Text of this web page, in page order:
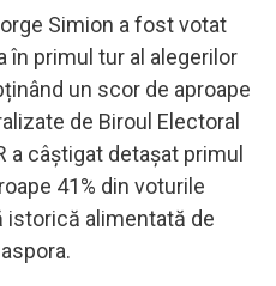
Simion a fost votat
în primul tur al alegerilor
un scor de aproape
de Biroul Electoral
a câștigat detașat primul
41% din voturile
istorică alimentată de